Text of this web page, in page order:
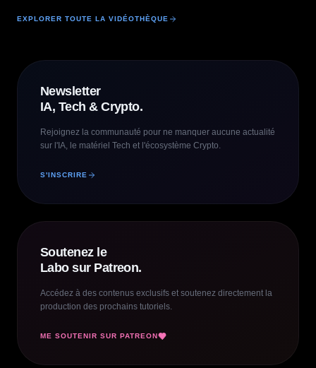
EXPLORER TOUTE LA VIDÉOTHÈQUE
Newsletter
IA, Tech & Crypto.
Rejoignez la communauté pour ne manquer aucune actualité
sur l'IA, le matériel Tech et l'écosystème Crypto.
S'INSCRIRE
Soutenez le
Labo sur Patreon.
Accédez à des contenus exclusifs et soutenez directement la
production des prochains tutoriels.
ME SOUTENIR SUR PATREON